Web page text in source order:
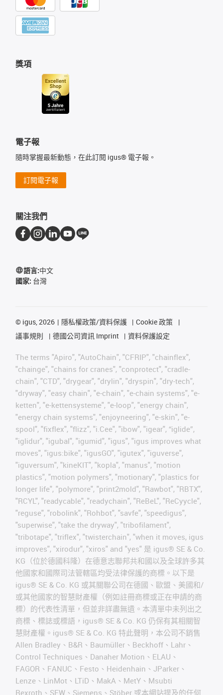
獎項
電子報
隨時掌握最新動態，在此訂閱 igus® 電子報。
訂閱電子報
關注我們
語言:中文
國家: 台灣
© igus, 2026 隱私權政策/資料保護
Cookie 政策
議事規則
德國公司資訊 Imprint 資料保護設定
The terms "Apiro", "AutoChain", "CFRIP", "chainflex",
"chainge", "chains for cranes", "conprotect", "cradle-
chain", "CTD", "drygear", "drylin", "dryspin", "dry-tech",
"dryway", "easy chain", "e-chain", "e-chain systems", "e-
ketten", "e-kettensysteme", "e-loop", "energy chain",
"energy chain systems", "enjoyneering", "e-skin", "e-
spool", "fixflex", "flizz", "i.Cee", "ibow", "igear", “iglide”,
"iglidur", "igubal", "igumid", "igus", "igus improves what
moves", "igus:bike", "igusGO", "igutex", "iguverse",
"iguversum", "kineKIT", "kopla", "manus", "motion
plastics", "motion polymers", "motionary", "plastics for
longer life", "polymore", "print2mold", "Rawbot", "RBTX",
"RCYL", "readycable", "readychain", "ReBeL", "ReCyycle",
"reguse", "robolink", "Rohbot", "savfe", "speedigus",
"superwise", "take the dryway", "tribofilament",
"tribotape", "triflex", "twisterchain", "when it moves, igus
improves", "xirodur", "xiros" and "yes" 是 igus® SE & Co.
KG（位於德國科隆）在德意志聯邦共和國以及全球許多其
他國家和國際司法管轄區均受法律保護的商標。以下是
igus® SE & Co. KG 或其關聯公司在德國、歐盟、美國和/
或其他國家的智慧財產權（例如註冊商標或正在申請的商
標）的代表性清單，但並非詳盡無遺。本清單中未列出之
商標、標誌或標語，igus® SE & Co. KG 仍保有其相關智
慧財產權。igus® SE & Co. KG 特此聲明，本公司不銷售
Allen Bradley、B&R、Baumüller、Beckhoff、Lahr、
Control Techniques、Danaher Motion、ELAU、
FAGOR、FANUC、Festo、Heidenhain、JParker、
Lenze、LinMot、LTiD、MakA、MetY、Msubti
Rexroth、SEW、Siemens、Stöber 或本網站提及的任何